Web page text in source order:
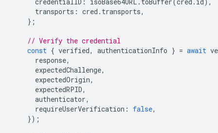
transports : cred . transports,
};
// Verify the credential
const { verified, authenticationInfo } = await
response,
expectedChallenge,
expectedOrigin,
expectedRPID,
authenticator,
requireUserVerification : false,
});